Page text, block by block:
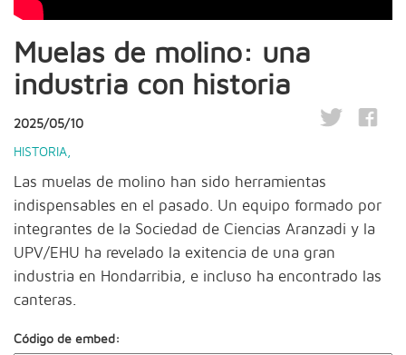
Muelas de molino: una
industria con historia
2025/05/10
HISTORIA
Las muelas de molino han sido herramientas
indispensables en el pasado. Un equipo formado por
integrantes de la Sociedad de Ciencias Aranzadi y la
UPV/EHU ha revelado la exitencia de una gran
industria en Hondarribia, e incluso ha encontrado las
canteras.
Código de embed: